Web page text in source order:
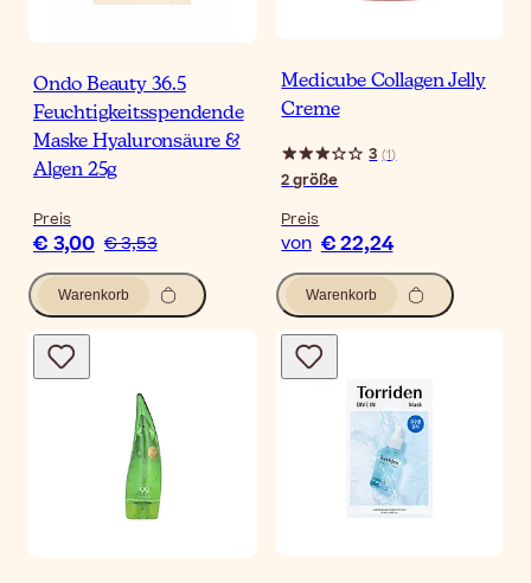
Ondo Beauty 36.5
Feuchtigkeitsspendende
Maske Hyaluronsäure &
Algen 25g
Preis
€ 3,00 € 3,53
Warenkorb
Medicube Collagen Jelly
Creme
3 (1)
2größe
Preis
von € 22,24
Warenkorb